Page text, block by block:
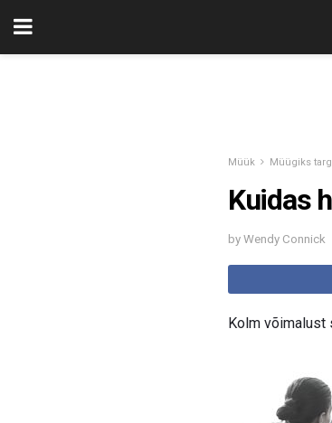
Müük Müügiks
Kuidas
by Wendy Connick
Kolm võimalust